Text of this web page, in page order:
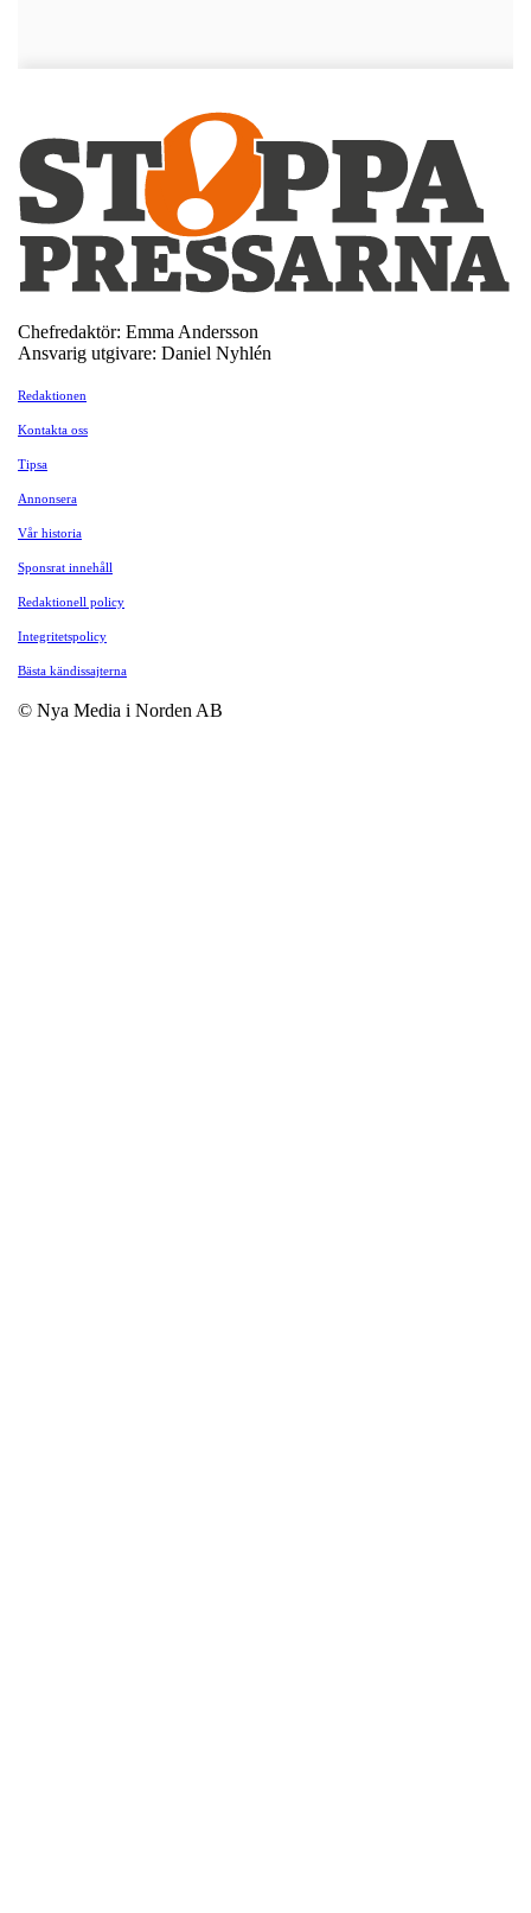
Chefredaktör: Emma Andersson
Ansvarig utgivare: Daniel Nyhlén
Redaktionen
Kontakta oss
Tipsa
Annonsera
Vår historia
Sponsrat innehåll
Redaktionell policy
Integritetspolicy
Bästa kändissajterna
© Nya Media i Norden AB